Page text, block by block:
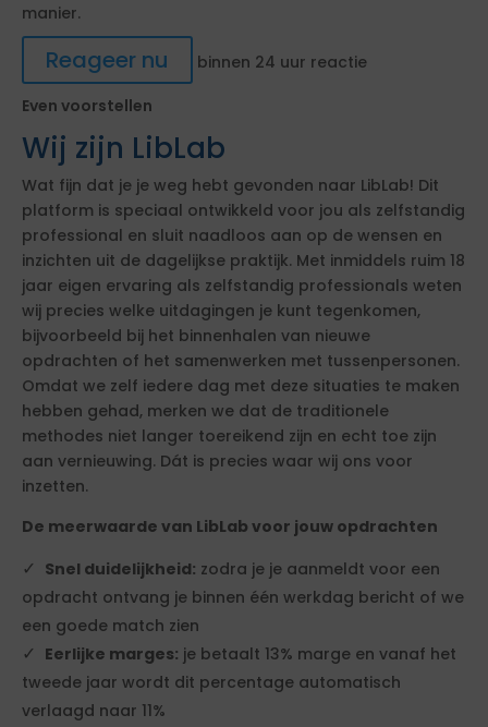
manier.
Reageer nu
binnen 24 uur reactie
Even voorstellen
Wij zijn LibLab
Wat fijn dat je je weg hebt gevonden naar LibLab! Dit
platform is speciaal ontwikkeld voor jou als zelfstandig
professional en sluit naadloos aan op de wensen en
inzichten uit de dagelijkse praktijk. Met inmiddels ruim 18
jaar eigen ervaring als zelfstandig professionals weten
wij precies welke uitdagingen je kunt tegenkomen,
bijvoorbeeld bij het binnenhalen van nieuwe
opdrachten of het samenwerken met tussenpersonen.
Omdat we zelf iedere dag met deze situaties te maken
hebben gehad, merken we dat de traditionele
methodes niet langer toereikend zijn en echt toe zijn
aan vernieuwing. Dát is precies waar wij ons voor
inzetten.
De meerwaarde van LibLab voor jouw opdrachten
Snel duidelijkheid: zodra je je aanmeldt voor een
opdracht ontvang je binnen één werkdag bericht of we
een goede match zien
Eerlijke marges: je betaalt 13% marge en vanaf het
tweede jaar wordt dit percentage automatisch
verlaagd naar 11%